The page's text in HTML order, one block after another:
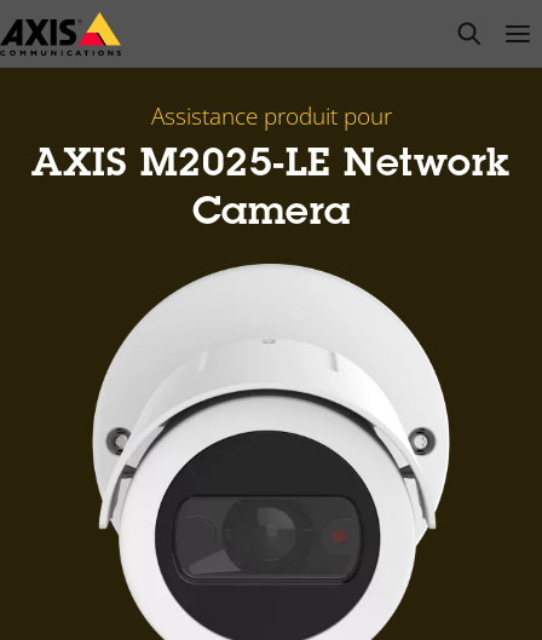
Passer
au
open
Assistance produit pour
AXIS M2025-LE Network
Camera